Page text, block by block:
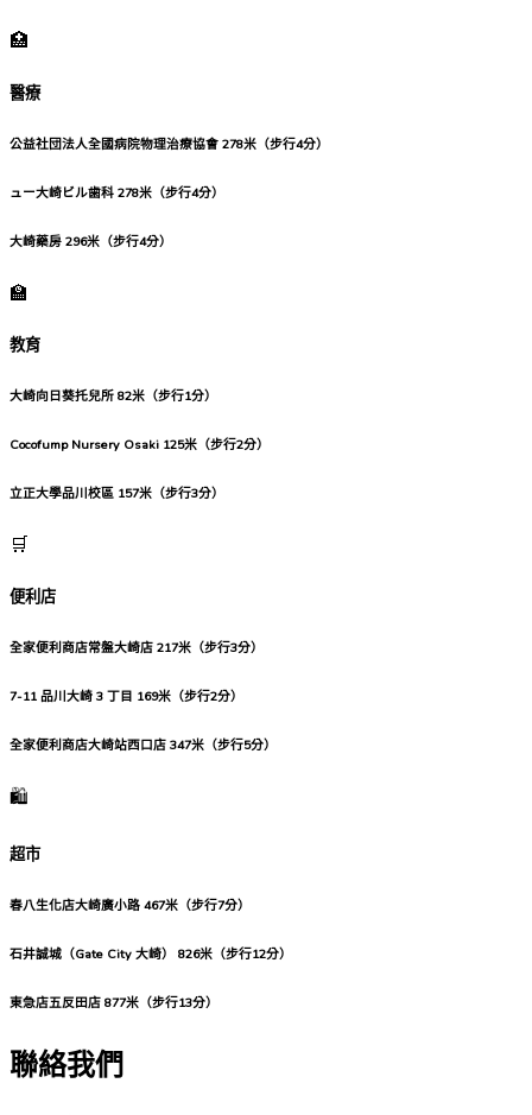
🏥
醫療
公益社団法人全國病院物理治療協會 278米（步行4分）
ュー大崎ビル歯科 278米（步行4分）
大崎藥房 296米（步行4分）
🏫
教育
大崎向日葵托兒所 82米（步行1分）
Cocofump Nursery Osaki 125米（步行2分）
立正大學品川校區 157米（步行3分）
🛒
便利店
全家便利商店常盤大崎店 217米（步行3分）
7-11 品川大崎 3 丁目 169米（步行2分）
全家便利商店大崎站西口店 347米（步行5分）
🛍️
超市
春八生化店大崎廣小路 467米（步行7分）
石井誠城（Gate City 大崎） 826米（步行12分）
東急店五反田店 877米（步行13分）
聯絡我們